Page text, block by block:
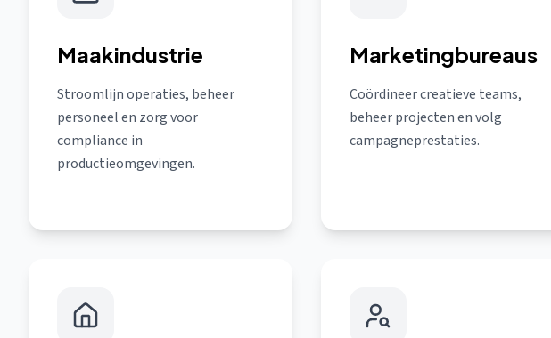
Maakindustrie
Stroomlijn operaties, beheer
personeel en zorg voor
compliance in
productieomgevingen.
Marketingbureaus
Coördineer creatieve teams,
beheer projecten en volg
campagneprestaties.